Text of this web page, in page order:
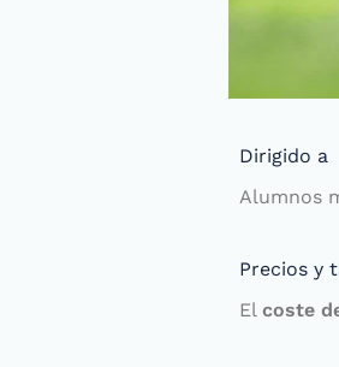
Dirigido a
Alumnos
Precios y
El coste